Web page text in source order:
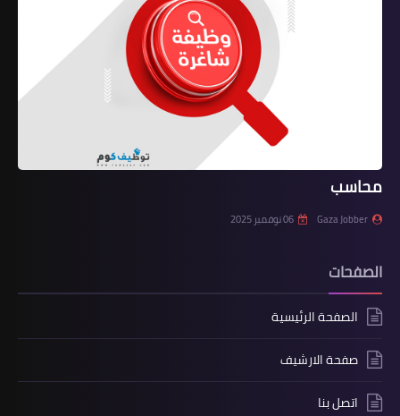
محاسب
Gaza Jobber 06 نوفمبر 2025
الصفحات
الصفحة الرئيسية
صفحة الارشيف
اتصل بنا